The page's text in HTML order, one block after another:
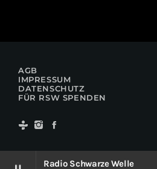
Radio Schwarze Welle
AGB
IMPRESSUM
DATENSCHUTZ
FÜR RSW SPENDEN